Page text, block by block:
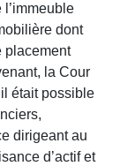
dont
placement
la Cour
était possible
dirigeant au
d’actif et